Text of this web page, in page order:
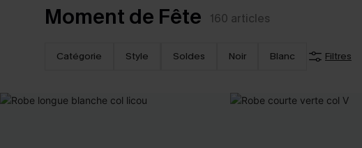
Moment de Fête 160 articles
Catégorie Style Soldes Noir Blanc Filtres